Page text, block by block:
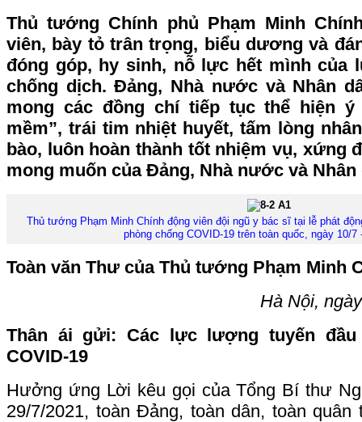
Thủ tướng Chính phủ Phạm Minh
viên, bày tỏ trân trọng, biểu dương và
đóng góp, hy sinh, nỗ lực hết mình của
chống dịch. Đảng, Nhà nước và Nhân
mong các đồng chí tiếp tục thể hiện
mềm”, trái tim nhiệt huyết, tấm lòng
bào, luôn hoàn thành tốt nhiệm vụ, xứng
mong muốn của Đảng, Nhà nước và Nhân
Thủ tướng Phạm Minh Chính động viên đội ngũ y bác sĩ tại lễ phát
phòng chống COVID-19 trên toàn quốc, ngày 10/7
Toàn văn Thư của Thủ tướng Phạm Minh
Hà Nội,
Thân ái gửi: Các lực lượng tuyến đầu
COVID-19
Hưởng ứng Lời kêu gọi của Tổng Bí thư
29/7/2021, toàn Đảng, toàn dân, toàn